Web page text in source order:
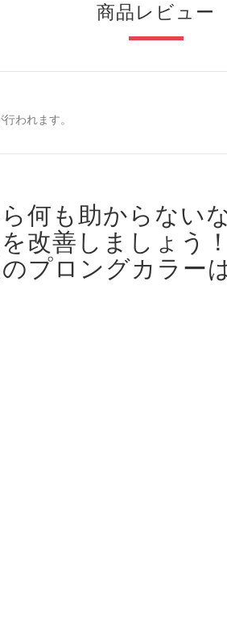
商品レビュー
われます。
何も助からない
改善しましょう！
プロングカラー